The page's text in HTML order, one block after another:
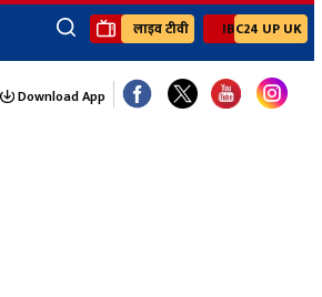
×
Youtube Channels
लाइव टीवी IBC24 UP UK
Download App